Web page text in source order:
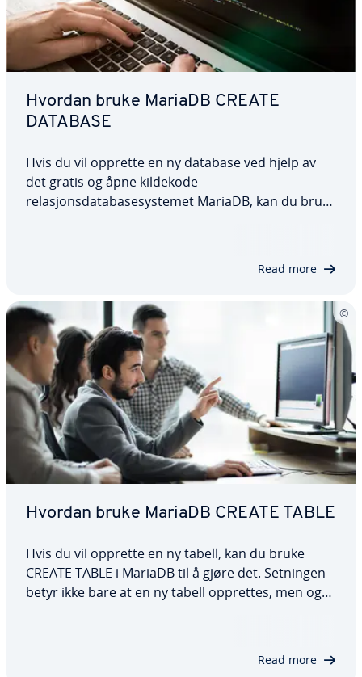
Hvordan bruke MariaDB CREATE
DATABASE
Hvis du vil opprette en ny database ved hjelp av
det gratis og åpne kildekode-
relasjonsdatabasesystemet MariaDB, kan du bruke
kommandoen fungerer og utforsker ulike valgfrie
Read more
Hvordan bruke MariaDB CREATE TABLE
Hvis du vil opprette en ny tabell, kan du bruke
CREATE TABLE i MariaDB til å gjøre det. Setningen
betyr ikke bare at en ny tabell opprettes, men også
Read more